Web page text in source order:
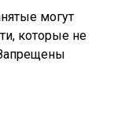
могут
которые не